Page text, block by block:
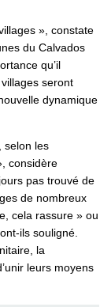
», constate
du Calvados
qu’il
seront
dynamique
selon les
considère
pas trouvé de
de nombreux
cela rassure » ou
ils souligné.
la
leurs moyens